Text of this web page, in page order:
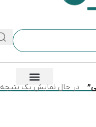
در حال نمایش یک نتیجه